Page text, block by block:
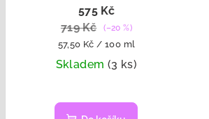
Soothing Shampoo - na
mastné kořínky 1000 ml
575 Kč
719 Kč
(–20 %)
Měrná
cena:
57,50 Kč / 100 ml
Skladem (3 ks)